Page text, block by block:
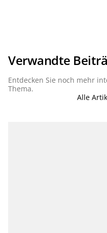
Verwandte
Entdecken Sie noch mehr
Thema.
Alle